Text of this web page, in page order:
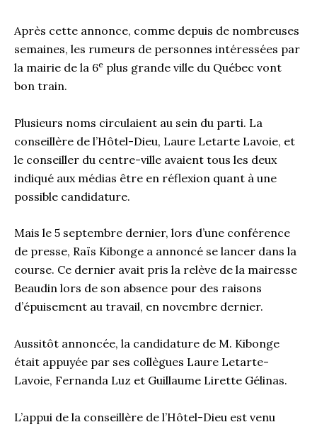
Après cette annonce, comme depuis de nombreuses
semaines, les rumeurs de personnes intéressées par
la mairie de la 6e plus grande ville du Québec vont
bon train.
Plusieurs noms circulaient au sein du parti. La
conseillère de l’Hôtel-Dieu, Laure Letarte Lavoie, et
le conseiller du centre-ville avaient tous les deux
indiqué aux médias être en réflexion quant à une
possible candidature.
Mais le 5 septembre dernier, lors d’une conférence
de presse, Raïs Kibonge a annoncé se lancer dans la
course. Ce dernier avait pris la relève de la mairesse
Beaudin lors de son absence pour des raisons
d’épuisement au travail, en novembre dernier.
Aussitôt annoncée, la candidature de M. Kibonge
était appuyée par ses collègues Laure Letarte-
Lavoie, Fernanda Luz et Guillaume Lirette Gélinas.
L’appui de la conseillère de l’Hôtel-Dieu est venu